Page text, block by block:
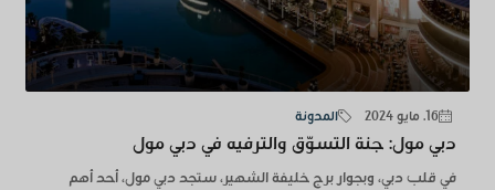
16. مايو 2024 المدونة
دبي مول: جنة التسوّق والترفيه في دبي مول
في قلب دبي، وبجوار برج خليفة الشهير، ستجد دبي مول، أحد أهم